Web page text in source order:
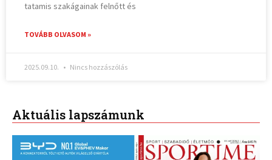
tatamis szakágainak felnőtt és
TOVÁBB OLVASOM »
2025.09.10. Nincs hozzászólás
Aktuális lapszámunk